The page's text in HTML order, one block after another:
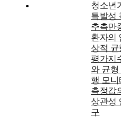
청소년
특발성
추측만
환자의
상적 균
평가지
와 균형
행 모니
측정값
상관성
구